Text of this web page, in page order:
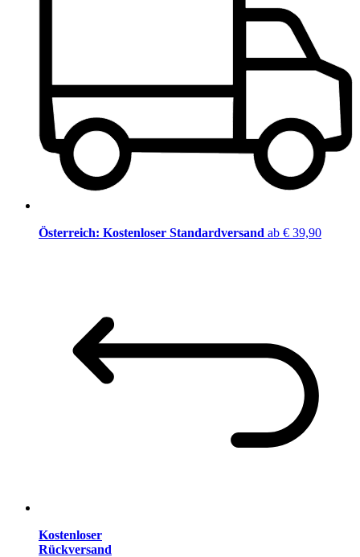
Österreich: Kostenloser Standardversand ab € 39,90
Kostenloser
Rückversand